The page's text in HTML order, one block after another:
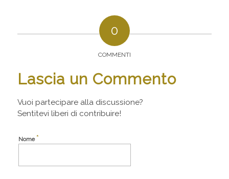
0
COMMENTI
Lascia un Commento
Vuoi partecipare alla discussione?
Sentitevi liberi di contribuire!
Nome*